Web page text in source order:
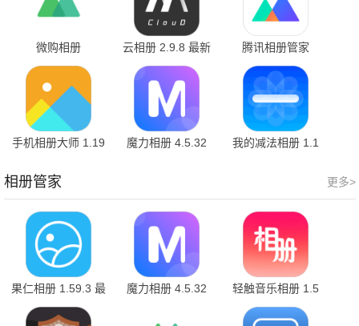
微购相册
v5.5.21.07151415
最新版
云相册 2.9.8 最新
版
腾讯相册管家
5.1.17 最新版
手机相册大师 1.19 魔力相册 4.5.32
我的减法相册 1.1
更多>
相册管家
果仁相册 1.59.3 最
新版
魔力相册 4.5.32 轻触音乐相册 1.5